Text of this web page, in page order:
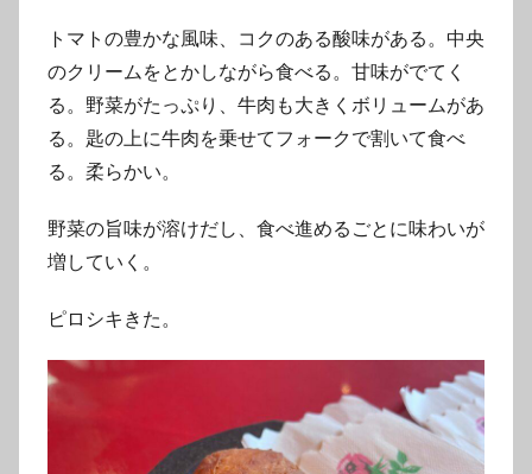
トマトの豊かな風味、コクのある酸味がある。中央
のクリームをとかしながら食べる。甘味がでてく
る。野菜がたっぷり、牛肉も大きくボリュームがあ
る。匙の上に牛肉を乗せてフォークで割いて食べ
る。柔らかい。
野菜の旨味が溶けだし、食べ進めるごとに味わいが
増していく。
ピロシキきた。